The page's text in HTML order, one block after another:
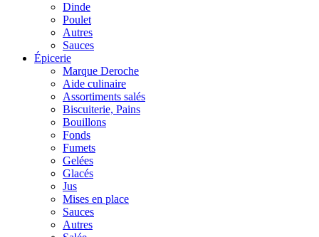
Dinde
Poulet
Autres
Sauces
Épicerie
Marque Deroche
Aide culinaire
Assortiments salés
Biscuiterie, Pains
Bouillons
Fonds
Fumets
Gelées
Glacés
Jus
Mises en place
Sauces
Autres